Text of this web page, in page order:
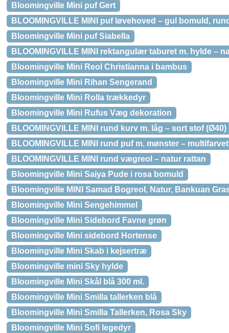
Bloomingville Mini puf Gert
BLOOMINGVILLE MINI puf løvehoved – gul bomuld,
Bloomingville Mini puf Siabella
BLOOMINGVILLE MINI rektangulær taburet m. hylde –
Bloomingville Mini Reol Christianna i bambus
Bloomingville Mini Rihan Sengerand
Bloomingville Mini Rolla trækkedyr
Bloomingville Mini Rufus Væg dekoration
BLOOMINGVILLE MINI rund kurv m. låg – sort stof (Ø40)
BLOOMINGVILLE MINI rund puf m. mønster –
BLOOMINGVILLE MINI rund vægreol – natur rattan
Bloomingville Mini Saiya Pude i rosa bomuld
Bloomingville MINI Samad Bogreol, Natur, Bankuan
Bloomingville Mini Sengehimmel
Bloomingville Mini Sidebord Favne grøn
Bloomingville Mini sidebord Hortense
Bloomingville Mini Skab i kejsertræ
Bloomingville mini Sky hylde
Bloomingville Mini Skål blå 300 ml.
Bloomingville Mini Smilla tallerken blå
Bloomingville Mini Smilla Tallerken, Rosa Sky
Bloomingville Mini Sofi legedyr